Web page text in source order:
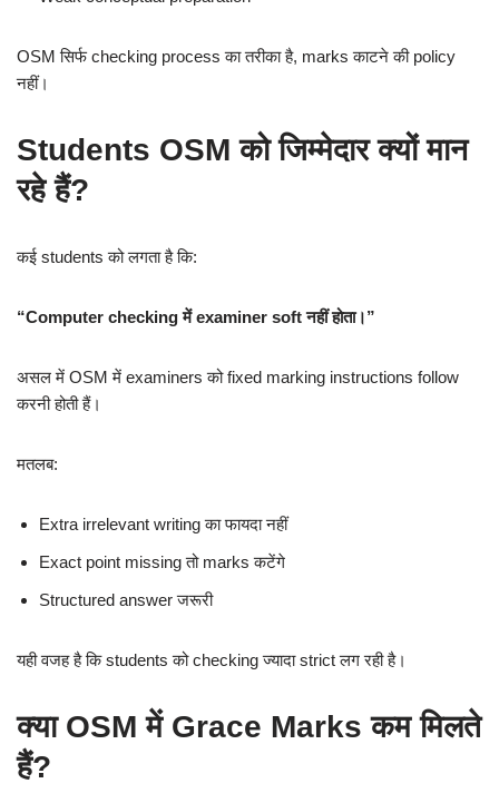
OSM सिर्फ checking process का तरीका है, marks काटने की policy
नहीं।
Students OSM को जिम्मेदार क्यों मान
रहे हैं?
कई students को लगता है कि:
“Computer checking में examiner soft नहीं होता।”
असल में OSM में examiners को fixed marking instructions follow
करनी होती हैं।
मतलब:
Extra irrelevant writing का फायदा नहीं
Exact point missing तो marks कटेंगे
Structured answer जरूरी
यही वजह है कि students को checking ज्यादा strict लग रही है।
क्या OSM में Grace Marks कम मिलते
हैं?